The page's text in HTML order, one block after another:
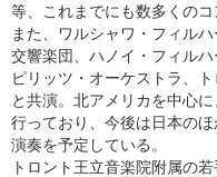
等、これまでにも数多くのコ
また、ワルシャワ・フィル
交響楽団、ハノイ・フィル
ピリッツ・オーケストラ、
と共演。北アメリカを中心
行っており、今後は日本の
演奏を予定している。
トロント王立音楽院附属の